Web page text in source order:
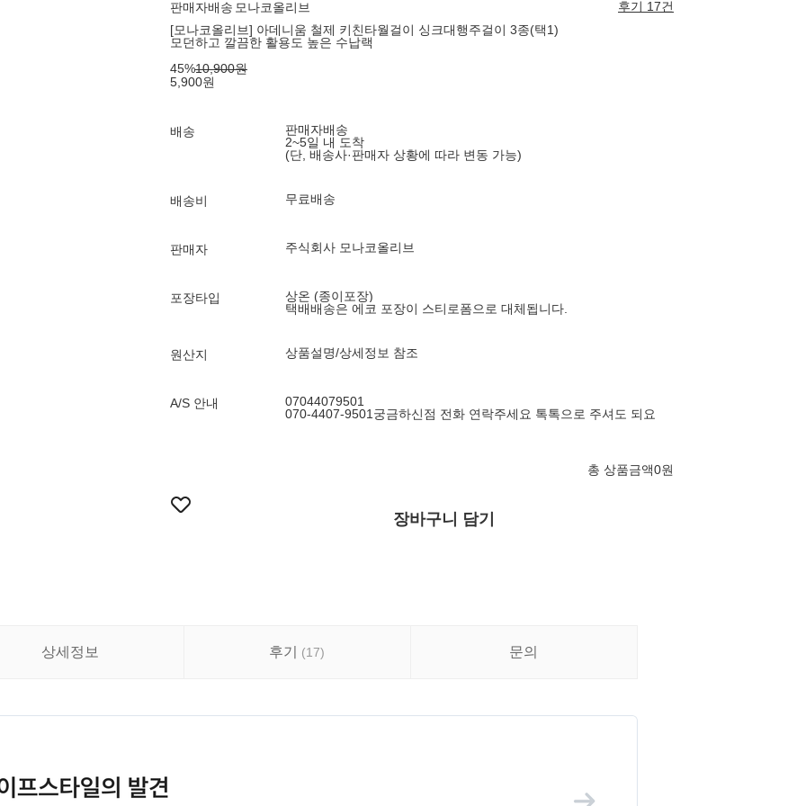
판매자배송 모나코올리브
후기 17건
[모나코올리브] 아데니움 철제 키친타월걸이 싱크대행주걸이 3종(택1)
모던하고 깔끔한 활용도 높은 수납랙
45%10,900원
5,900원
배송
판매자배송
2~5일 내 도착
(단, 배송사·판매자 상황에 따라 변동 가능)
배송비 무료배송
판매자 주식회사 모나코올리브
포장타입
상온 (종이포장)
택배배송은 에코 포장이 스티로폼으로 대체됩니다.
원산지 상품설명/상세정보 참조
A/S 안내
07044079501
070-4407-9501궁금하신점 전화 연락주세요 톡톡으로 주셔도 되요
총 상품금액0원
장바구니 담기
상세정보 후기 (17) 문의